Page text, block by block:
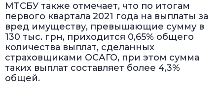
МТСБУ также отмечает, что по итогам
первого квартала 2021 года на выплаты за
вред имуществу, превышающие сумму в
130 тыс. грн, приходится 0,65% общего
количества выплат, сделанных
страховщиками ОСАГО, при этом сумма
таких выплат составляет более 4,3%
общей.